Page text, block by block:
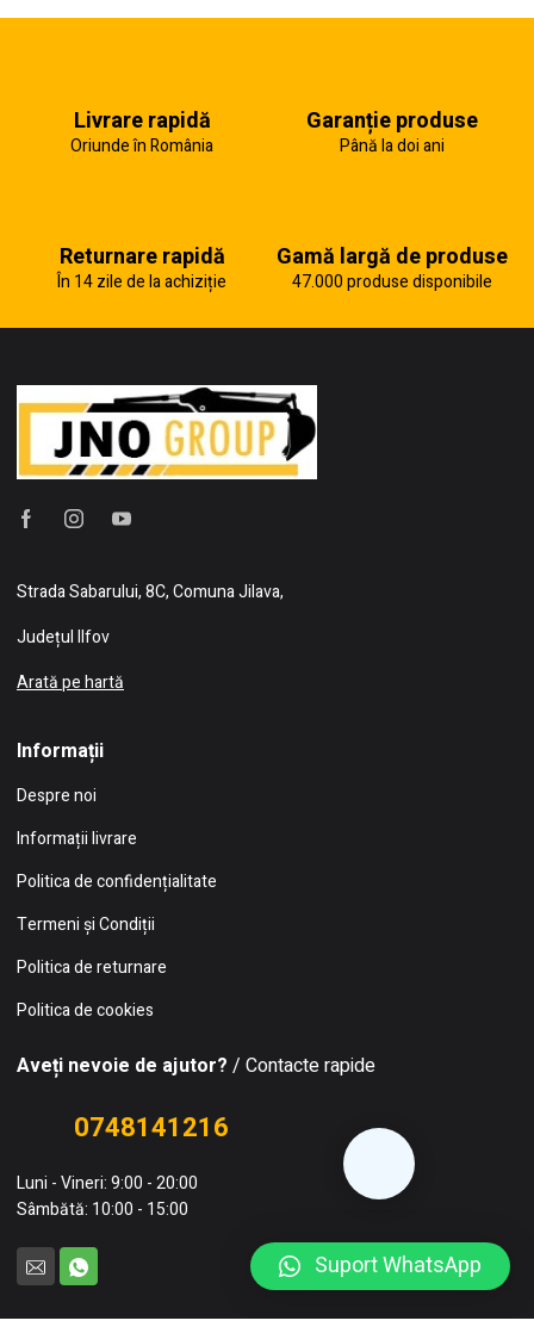
Livrare rapidă
Oriunde în România
Garanție produse
Până la doi ani
Returnare rapidă
În 14 zile de la achiziție
Gamă largă de produse
47.000 produse disponibile
Strada Sabarului, 8C, Comuna Jilava,
Județul Ilfov
Arată pe hartă
Informații
Despre noi
Informații livrare
Politica de confidențialitate
Termeni și Condiții
Politica de returnare
Politica de cookies
Aveți nevoie de ajutor? / Contacte rapide
0748141216
Luni - Vineri: 9:00 - 20:00
Sâmbătă: 10:00 - 15:00
Suport WhatsApp